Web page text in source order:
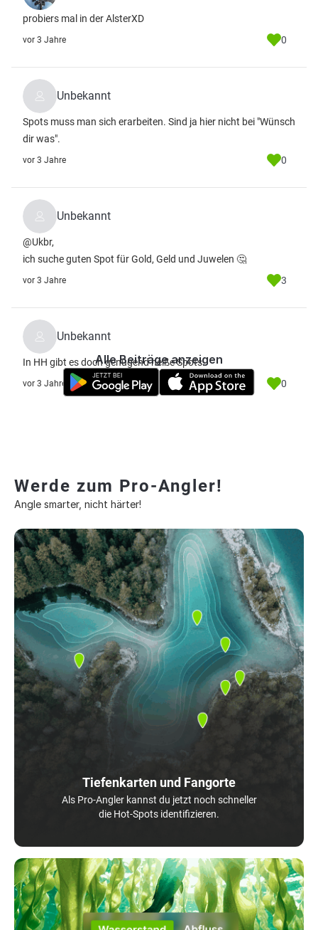
probiers mal in der AlsterXD
vor 3 Jahre 0
Unbekannt
Spots muss man sich erarbeiten. Sind ja hier nicht bei "Wünsch
dir was".
vor 3 Jahre 0
Unbekannt
@Ukbr,
ich suche guten Spot für Gold, Geld und Juwelen 🤔
vor 3 Jahre 3
Unbekannt
In HH gibt es doch genügend heiße Spots.
vor 3 Jahre 0
Alle Beiträge anzeigen
Werde zum Pro-Angler!
Angle smarter, nicht härter!
Tiefenkarten und Fangorte
Als Pro-Angler kannst du jetzt noch schneller
die Hot-Spots identifizieren.